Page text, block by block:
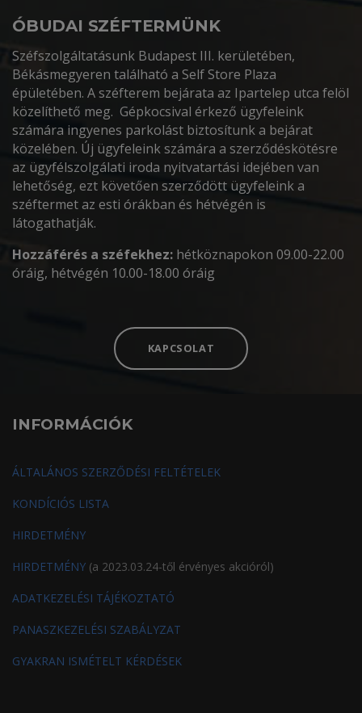
ÓBUDAI SZÉFTERMÜNK
Széfszolgáltatásunk Budapest III. kerületében,
Békásmegyeren található a Self Store Plaza
épületében. A széfterem bejárata az Ipartelep utca felöl
közelíthető meg. Gépkocsival érkező ügyfeleink
számára ingyenes parkolást biztosítunk a bejárat
közelében. Új ügyfeleink számára a szerződéskötésre
az ügyfélszolgálati iroda nyitvatartási idejében van
lehetőség, ezt követően szerződött ügyfeleink a
széftermet az esti órákban és hétvégén is
látogathatják.
Hozzáférés a széfekhez: hétköznapokon 09.00-22.00
óráig, hétvégén 10.00-18.00 óráig
KAPCSOLAT
INFORMÁCIÓK
ÁLTALÁNOS SZERZŐDÉSI FELTÉTELEK
KONDÍCIÓS LISTA
HIRDETMÉNY
HIRDETMÉNY (a 2023.03.24-től érvényes akcióról)
ADATKEZELÉSI TÁJÉKOZTATÓ
PANASZKEZELÉSI SZABÁLYZAT
GYAKRAN ISMÉTELT KÉRDÉSEK